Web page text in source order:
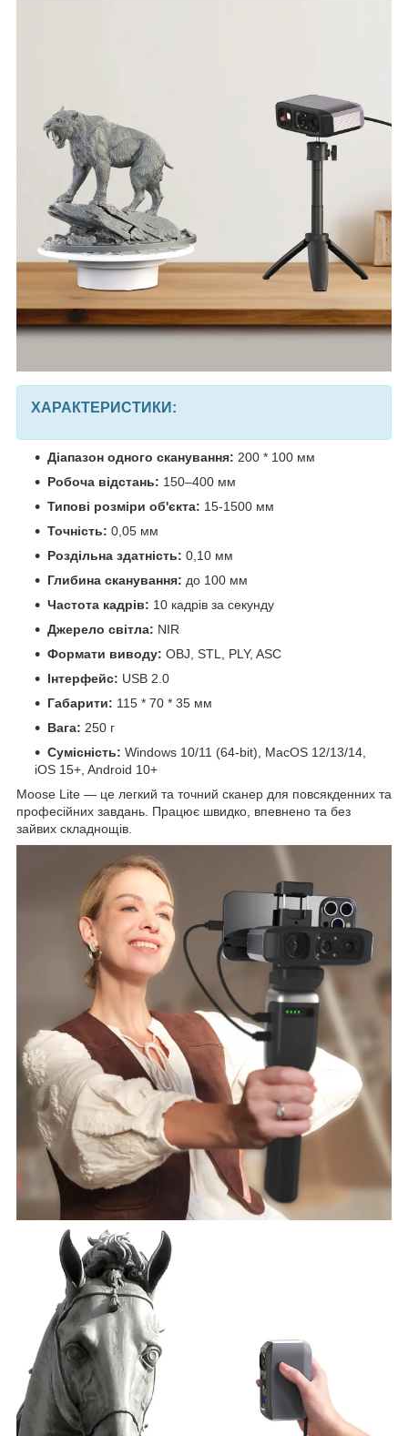
ХАРАКТЕРИСТИКИ:
Діапазон одного сканування: 200 * 100 мм
Робоча відстань: 150–400 мм
Типові розміри об'єкта: 15-1500 мм
Точність: 0,05 мм
Роздільна здатність: 0,10 мм
Глибина сканування: до 100 мм
Частота кадрів: 10 кадрів за секунду
Джерело світла: NIR
Формати виводу: OBJ, STL, PLY, ASC
Інтерфейс: USB 2.0
Габарити: 115 * 70 * 35 мм
Вага: 250 г
Сумісність: Windows 10/11 (64-bit), MacOS 12/13/14,
iOS 15+, Android 10+
Moose Lite — це легкий та точний сканер для повсякденних та
професійних завдань. Працює швидко, впевнено та без
зайвих складнощів.